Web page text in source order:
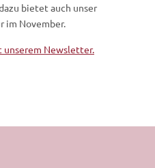
bietet auch unser
im November.
unserem Newsletter.